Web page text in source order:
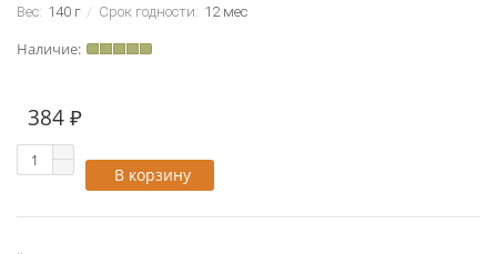
Вес: 140 г Срок годности: 12 мес
Наличие:
384 ₽
В корзину